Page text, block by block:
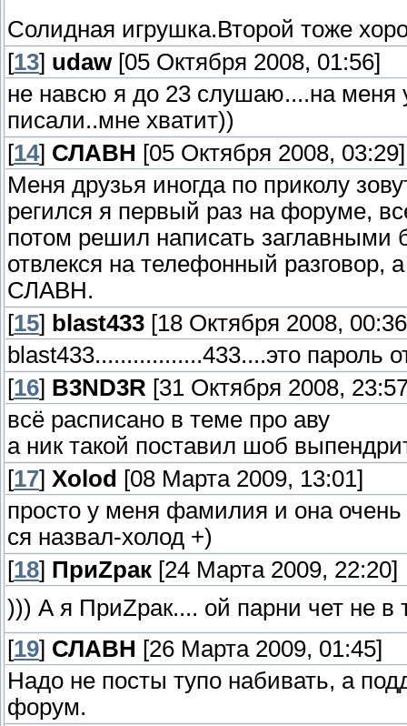
Солидная игрушка.Второй тоже
[13] udaw[05 Октября 2008, 01:56]
не навсю я до 23 слушаю....на меня
писали..мне хватит))
[14] СЛАВН [05 Октября 2008, 03:29]
Меня друзья иногда по приколу
регился я первый раз на форуме,
потом решил написать
отвлекся на телефонный разговор,
СЛАВН.
[15] blast433 [18 Октября 2008,
blast433.................433....это пароль
[16] B3ND3R [31 Октября 2008,
всё расписано в теме про аву
а ник такой поставил шоб
[17] Xolod [08 Марта 2009, 13:01]
просто у меня фамилия и она очень
ся назвал-холод +)
[18] ПриZрак [24 Марта 2009, 22:20]
))) А я ПриZрак.... ой парни чет не в
[19] СЛАВН [26 Марта 2009, 01:45]
Надо не посты тупо набивать, а
форум.